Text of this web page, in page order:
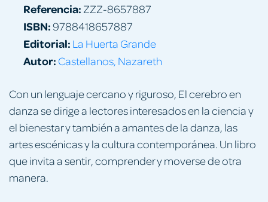
Con un lenguaje cercano y riguroso, El cerebro en
danza se dirige a lectores interesados en la ciencia y
el bienestar y también a amantes de la danza, las
artes escénicas y la cultura contemporánea. Un libro
que invita a sentir, comprender y moverse de otra
manera.
Referencia: ZZZ-8657887
ISBN:9788418657887
Editorial: La Huerta Grande
Autor: Castellanos, Nazareth